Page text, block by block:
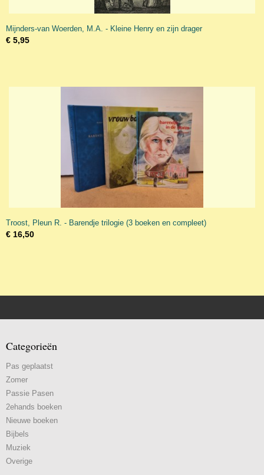
Mijnders-van Woerden, M.A. - Kleine Henry en zijn drager
€ 5,95
Troost, Pleun R. - Barendje trilogie (3 boeken en compleet)
€ 16,50
Categorieën
Pas geplaatst
Zomer
Passie Pasen
2ehands boeken
Nieuwe boeken
Bijbels
Muziek
Overige